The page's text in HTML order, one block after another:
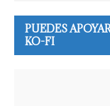
PUEDES
KO-FI